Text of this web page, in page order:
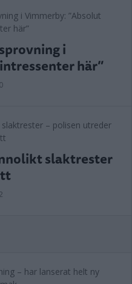
i
här”
slaktrester